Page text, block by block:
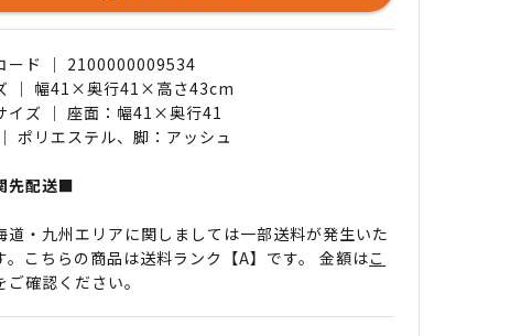
ード ｜ 2100000009534
｜ 幅41×奥行41×高さ43cm
イズ ｜ 座面：幅41×奥行41
ポリエステル、脚：アッシュ
先配送■
・九州エリアに関しましては一部送料が発生いた
。こちらの商品は送料ランク【A】です。 金額はこ
ご確認ください。